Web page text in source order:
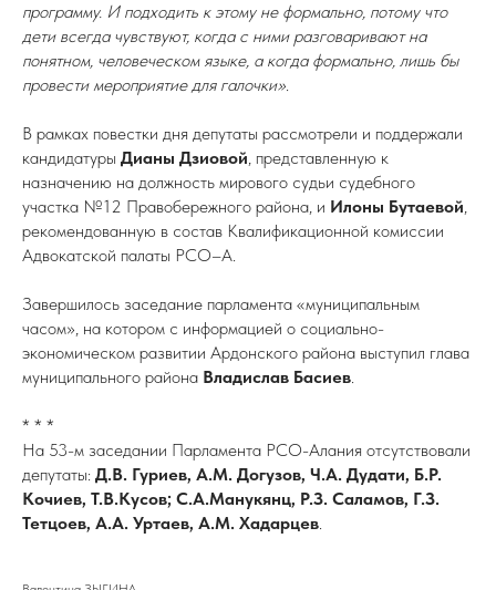
программу. И подходить к этому не формально, потому что
дети всегда чувствуют, когда с ними разговаривают на
понятном, человеческом языке, а когда формально, лишь бы
провести мероприятие для галочки».
В рамках повестки дня депутаты рассмотрели и поддержали
кандидатуры Дианы Дзиовой, представленную к
назначению на должность мирового судьи судебного
участка №12 Правобережного района, и Илоны Бутаевой,
рекомендованную в состав Квалификационной комиссии
Адвокатской палаты РСО–А.
Завершилось заседание парламента «муниципальным
часом», на котором с информацией о социально-
экономическом развитии Ардонского района выступил глава
муниципального района Владислав Басиев.
* * *
На 53-м заседании Парламента РСО-Алания отсутствовали
депутаты: Д.В. Гуриев, А.М. Догузов, Ч.А. Дудати, Б.Р.
Кочиев, Т.В.Кусов; С.А.Манукянц, Р.З. Саламов, Г.З.
Тетцоев, А.А. Уртаев, А.М. Хадарцев.